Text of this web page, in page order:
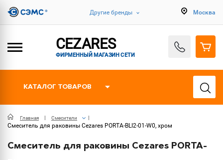
Другие бренды Москва
CEZARES
ФИРМЕННЫЙ МАГАЗИН СЕТИ
КАТАЛОГ ТОВАРОВ
Главная Смесители
Смеситель для раковины Cezares PORTA-BLI2-01-W0, хром
Смеситель для раковины Cezares PORTA-